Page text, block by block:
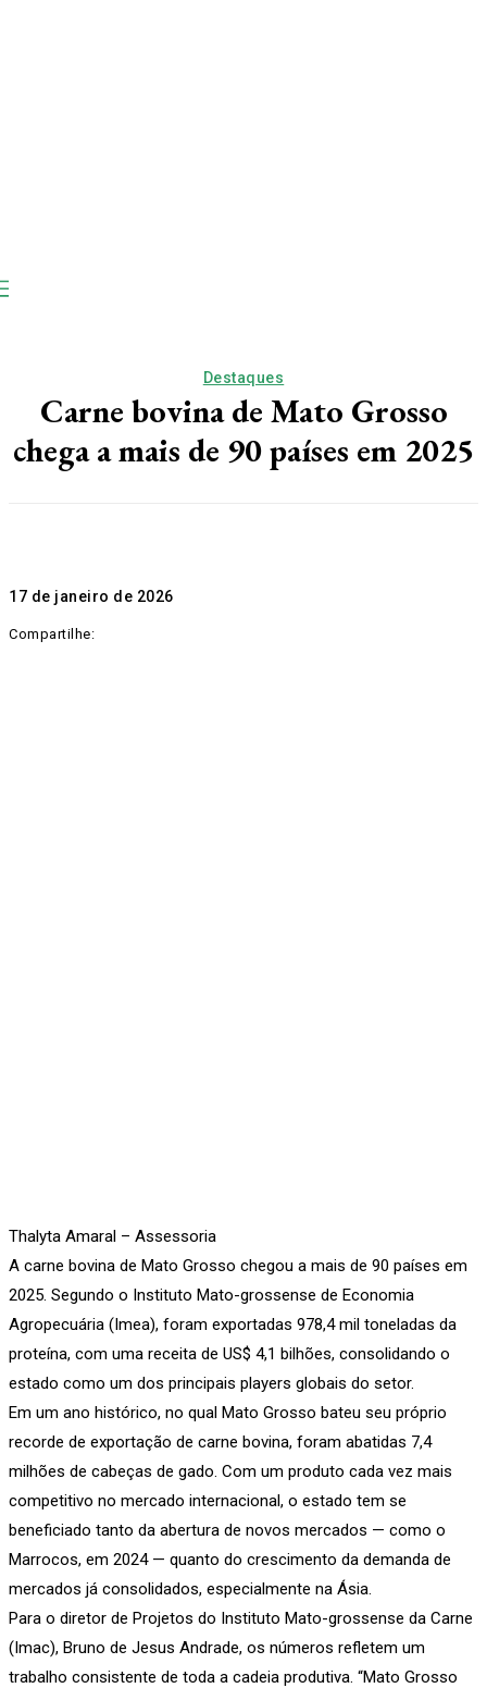
Destaques
Carne bovina de Mato Grosso
chega a mais de 90 países em 2025
17 de janeiro de 2026
Compartilhe:
Thalyta Amaral – Assessoria
A carne bovina de Mato Grosso chegou a mais de 90 países em
2025. Segundo o Instituto Mato-grossense de Economia
Agropecuária (Imea), foram exportadas 978,4 mil toneladas da
proteína, com uma receita de US$ 4,1 bilhões, consolidando o
estado como um dos principais players globais do setor.
Em um ano histórico, no qual Mato Grosso bateu seu próprio
recorde de exportação de carne bovina, foram abatidas 7,4
milhões de cabeças de gado. Com um produto cada vez mais
competitivo no mercado internacional, o estado tem se
beneficiado tanto da abertura de novos mercados — como o
Marrocos, em 2024 — quanto do crescimento da demanda de
mercados já consolidados, especialmente na Ásia.
Para o diretor de Projetos do Instituto Mato-grossense da Carne
(Imac), Bruno de Jesus Andrade, os números refletem um
trabalho consistente de toda a cadeia produtiva. “Mato Grosso